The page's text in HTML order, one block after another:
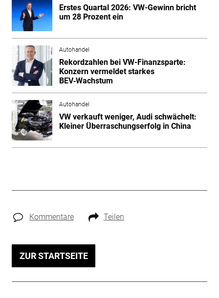
Erstes Quartal 2026: VW-Gewinn bricht
um 28 Prozent ein
Autohandel
Rekordzahlen bei VW-Finanzsparte:
Konzern vermeldet starkes
BEV‑Wachstum
Autohandel
VW verkauft weniger, Audi schwächelt:
Kleiner Überraschungserfolg in China
Kommentare Teilen
ZUR STARTSEITE